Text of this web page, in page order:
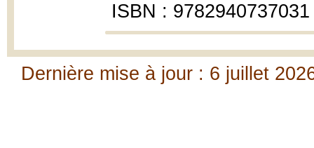
ISBN : 9782940737031
Dernière mise à jour : 6 juillet